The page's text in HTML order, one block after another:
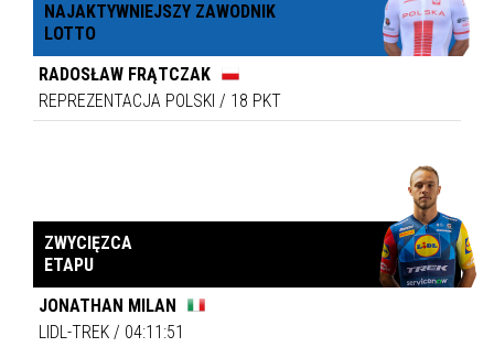
NAJAKTYWNIEJSZY ZAWODNIK
LOTTO
RADOSŁAW FRĄTCZAK
REPREZENTACJA POLSKI / 18 PKT
ZWYCIĘZCA
ETAPU
JONATHAN MILAN
LIDL-TREK / 04:11:51